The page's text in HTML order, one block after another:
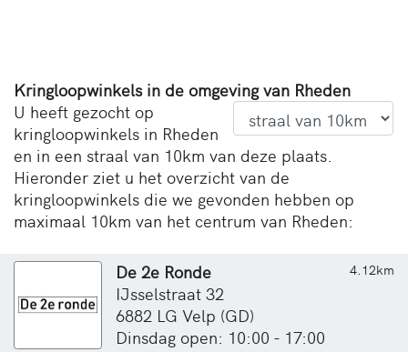
Kringloopwinkels in de omgeving van Rheden
U heeft gezocht op
kringloopwinkels in Rheden
en in een straal van 10km van deze plaats.
Hieronder ziet u het overzicht van de
kringloopwinkels die we gevonden hebben op
maximaal 10km van het centrum van Rheden:
4.12km
De 2e Ronde
IJsselstraat 32
6882 LG Velp (GD)
Dinsdag open: 10:00 - 17:00